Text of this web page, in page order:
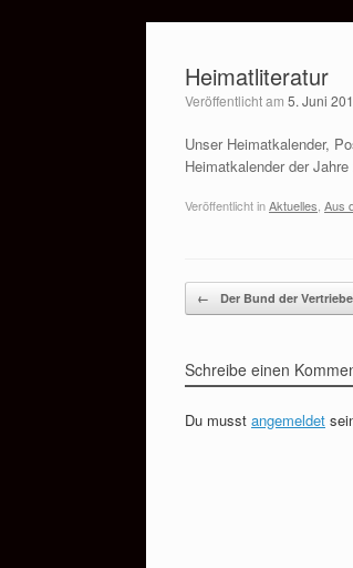
springenHeimatliteratur
Veröffentlicht am 5. Juni
Unser Heimatkalender,
Heimatkalender der
Veröffentlicht inAktuelles Aus
Beitragsnavigation
← Der Bund der
Schreibe einen
Du musst angemeldet